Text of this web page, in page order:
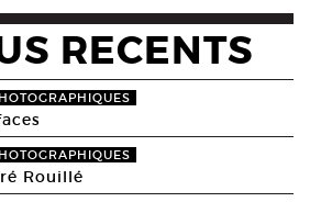
RECENTS
Rouillé